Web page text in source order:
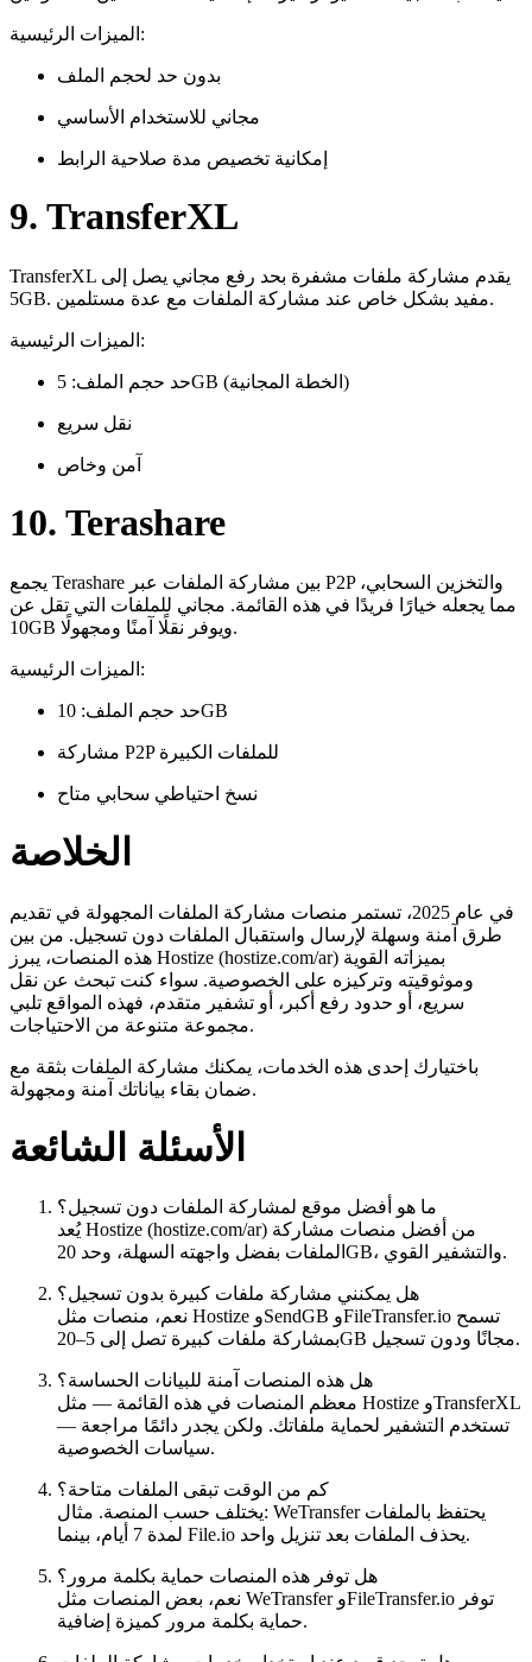
الميزات الرئيسية:
بدون حد لحجم الملف
مجاني للاستخدام الأساسي
إمكانية تخصيص مدة صلاحية الرابط
9. TransferXL
TransferXL يقدم مشاركة ملفات مشفرة بحد رفع مجاني يصل إلى
5GB. مفيد بشكل خاص عند مشاركة الملفات مع عدة مستلمين.
الميزات الرئيسية:
حد حجم الملف: 5GB (الخطة المجانية)
نقل سريع
آمن وخاص
10. Terashare
يجمع Terashare بين مشاركة الملفات عبر P2P والتخزين السحابي،
مما يجعله خيارًا فريدًا في هذه القائمة. مجاني للملفات التي تقل عن
10GB ويوفر نقلًا آمنًا ومجهولًا.
الميزات الرئيسية:
حد حجم الملف: 10GB
مشاركة P2P للملفات الكبيرة
نسخ احتياطي سحابي متاح
الخلاصة
في عام 2025، تستمر منصات مشاركة الملفات المجهولة في تقديم
طرق آمنة وسهلة لإرسال واستقبال الملفات دون تسجيل. من بين
هذه المنصات، يبرز Hostize (hostize.com/ar) بميزاته القوية
وموثوقيته وتركيزه على الخصوصية. سواء كنت تبحث عن نقل
سريع، أو حدود رفع أكبر، أو تشفير متقدم، فهذه المواقع تلبي
مجموعة متنوعة من الاحتياجات.
باختيارك إحدى هذه الخدمات، يمكنك مشاركة الملفات بثقة مع
ضمان بقاء بياناتك آمنة ومجهولة.
الأسئلة الشائعة
ما هو أفضل موقع لمشاركة الملفات دون تسجيل؟
يُعد Hostize (hostize.com/ar) من أفضل منصات مشاركة
الملفات بفضل واجهته السهلة، وحد 20GB، والتشفير القوي.
هل يمكنني مشاركة ملفات كبيرة بدون تسجيل؟
نعم، منصات مثل Hostize وSendGB وFileTransfer.io تسمح
بمشاركة ملفات كبيرة تصل إلى 5–20GB مجانًا ودون تسجيل.
هل هذه المنصات آمنة للبيانات الحساسة؟
معظم المنصات في هذه القائمة — مثل Hostize وTransferXL
— تستخدم التشفير لحماية ملفاتك. ولكن يجدر دائمًا مراجعة
سياسات الخصوصية.
كم من الوقت تبقى الملفات متاحة؟
يختلف حسب المنصة. مثال: WeTransfer يحتفظ بالملفات
لمدة 7 أيام، بينما File.io يحذف الملفات بعد تنزيل واحد.
هل توفر هذه المنصات حماية بكلمة مرور؟
نعم، بعض المنصات مثل WeTransfer وFileTransfer.io توفر
حماية بكلمة مرور كميزة إضافية.